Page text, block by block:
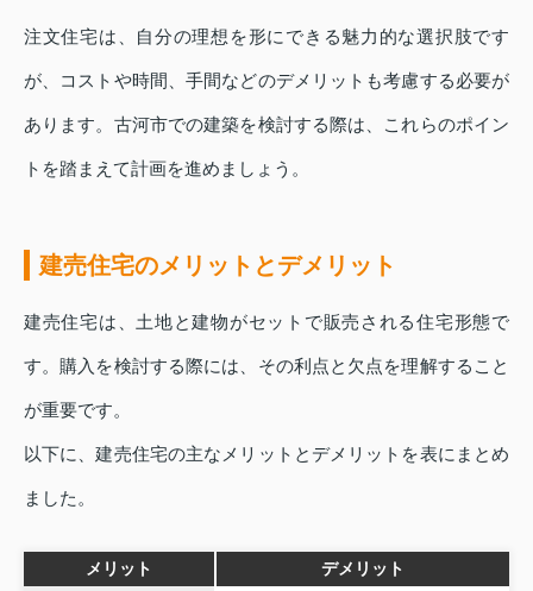
注文住宅は、自分の理想を形にできる魅力的な選択肢です
が、コストや時間、手間などのデメリットも考慮する必要が
あります。古河市での建築を検討する際は、これらのポイン
トを踏まえて計画を進めましょう。
建売住宅のメリットとデメリット
建売住宅は、土地と建物がセットで販売される住宅形態で
す。購入を検討する際には、その利点と欠点を理解すること
が重要です。
以下に、建売住宅の主なメリットとデメリットを表にまとめ
ました。
メリット
デメリット